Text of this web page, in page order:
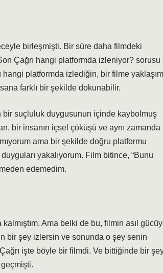
birleşmişti. Bir süre daha filmdeki
Çağrı hangi platformda izleniyor? sorusu
platformda izlediğin, bir filme
farklı bir şekilde dokunabilir.
bir suçluluk duygusunun içinde kaybolmuş
bir insanın içsel çöküşü ve aynı zamanda
ama bir şekilde doğru platformu
yakalıyorum. Film bitince, “Bunu
edemedim.
Ama belki de bu, filmin asıl
bir şey izlersin ve sonunda o şey senin
işte böyle bir filmdi. Ve bittiğinde bir